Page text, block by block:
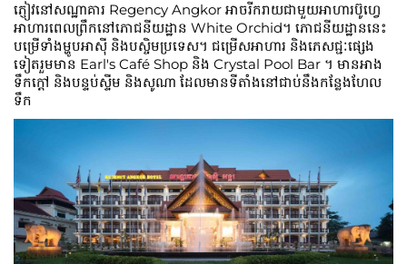
ភ្ញៀវនៅសណ្ឋាគារ Regency Angkor អាចរីករាយជាមួយអាហារប៊ូហ្វេ
អាហារពេលព្រឹកនៅភោជនីយដ្ឋាន White Orchid។ ភោជនីយដ្ឋាននេះ
បម្រើទាំងម្ហូបអាស៊ី និងបស្ចិមប្រទេស។ ជម្រើសអាហារ និងភេសជ្ជៈផ្សេង
ទៀតរួមមាន Earl's Café Shop និង Crystal Pool Bar ។ មានអាង
ទឹកក្តៅ និងបន្ទប់ស្ទីម និងសូណា ដែលមានទីតាំងនៅជាប់នឹងកន្លែងហែល
ទឹក